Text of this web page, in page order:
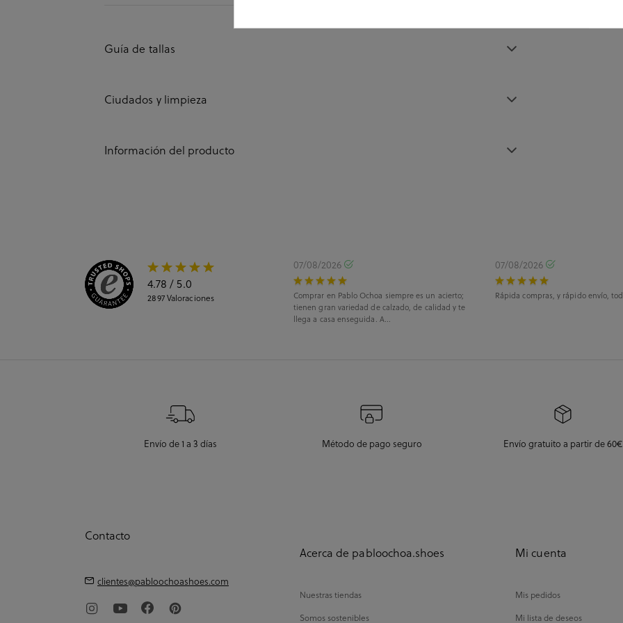
Guía de tallas
Ciudados y limpieza
Información del producto
4.78 / 5.0
2897Valoraciones
07/08/2026
Comprar en Pablo Ochoa siempre es un acierto;
tienen gran variedad de calzado, de calidad y te
llega a casa enseguida. A...
07/08/2026
Rápida compras, y rápido envío,
Envío de 1 a 3 días Método de pago seguro Envío gratuito a partir de 60€
Contacto
clientes@pabloochoashoes.com
Acerca de pabloochoa.shoes
Nuestras tiendas
Somos sostenibles
Mi cuenta
Mis pedidos
Mi lista de deseos